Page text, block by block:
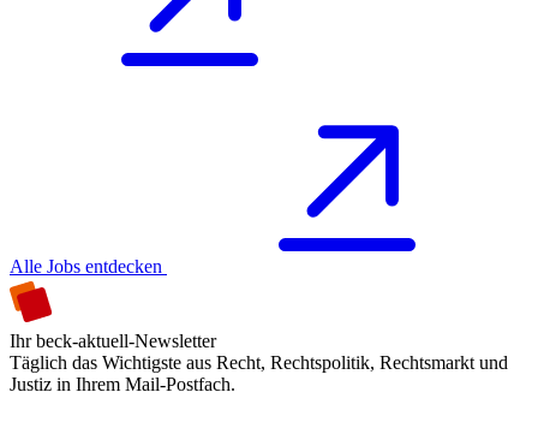
Alle Jobs entdecken
Ihr beck-aktuell-Newsletter
Täglich das Wichtigste aus Recht, Rechtspolitik, Rechtsmarkt und
Justiz in Ihrem Mail-Postfach.